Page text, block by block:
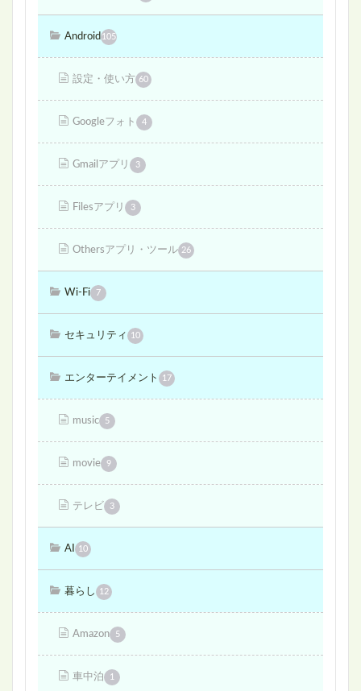
Android 105
設定・使い方 60
Googleフォト 4
Gmailアプリ 3
Filesアプリ 3
Othersアプリ・ツール 26
Wi-Fi 7
セキュリティ 10
エンターテイメント 17
music 5
movie 9
テレビ 3
AI 10
暮らし 12
Amazon 5
車中泊 1